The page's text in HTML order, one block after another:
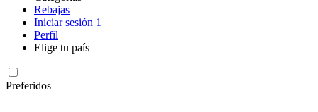
AliExpress
Electrónica e
Rebajas
Iniciar sesión 1
Perfil
Elige tu país
Preferidos